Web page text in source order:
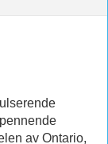
av Ontario,